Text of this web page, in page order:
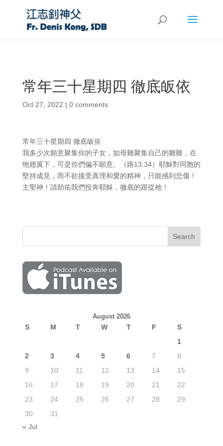
常年三十星期四 徹底皈依
Oct 27, 2022 | 0 comments
常年三十星期四 徹底皈依
我多少次願意聚集你的子女，如母雞聚集自己的雛雞，在
牠翅翼下，可是你們偏不願意。（路13:34）耶穌對同胞的
堅持成見，而不欲接受真理和愛的精神，只能感到悲傷！
主聖神！請助佑我們投奔耶穌，徹底的跟從祂！
August 2026
S M T W T F
S
1
2
3 4 5 6 7
8
9
10 11 12 13 14
15
16
17 18 19 20 21
22
23
24 25 26 27 28
29
30
31
« Jul